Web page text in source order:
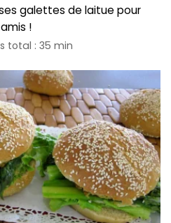
galettes de laitue pour
!
total : 35 min